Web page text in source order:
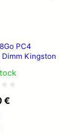
PC4
Kingston
€